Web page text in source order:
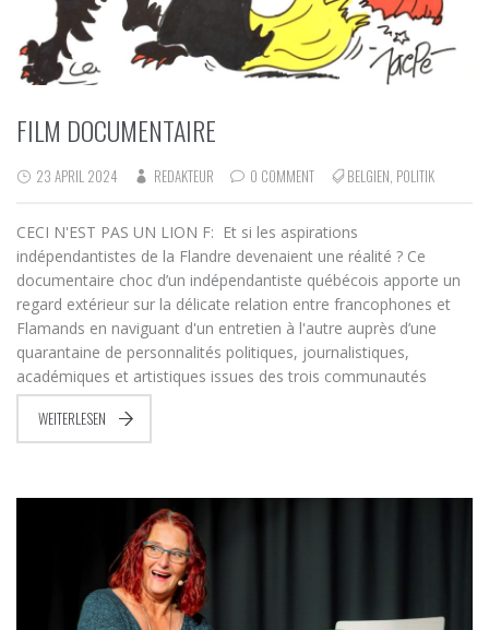
FILM DOCUMENTAIRE
23 APRIL 2024 REDAKTEUR 0 COMMENT BELGIEN POLITIK
CECI N'EST PAS UN LION F: Et si les aspirations
indépendantistes de la Flandre devenaient une réalité ? Ce
documentaire choc d’un indépendantiste québécois apporte un
regard extérieur sur la délicate relation entre francophones et
Flamands en naviguant d'un entretien à l'autre auprès d’une
quarantaine de personnalités politiques, journalistiques,
académiques et artistiques issues des trois communautés
WEITERLESEN